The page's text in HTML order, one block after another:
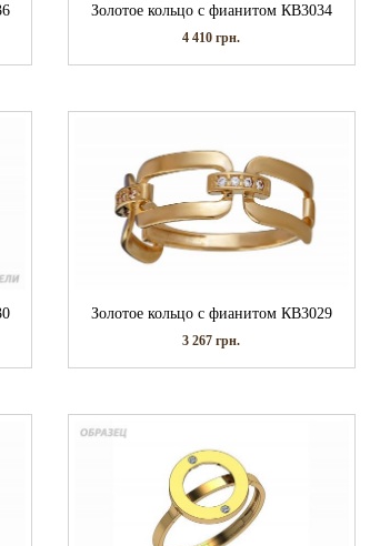
Золотое кольцо с фианитом КВ3034
4 410грн.
Золотое кольцо с фианитом КВ3029
3 267грн.